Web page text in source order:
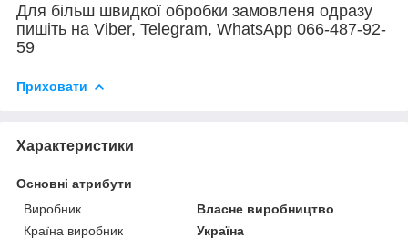
Для більш швидкої обробки замовленя одразу
пишіть на Viber, Telegram, WhatsApp 066-487-92-
59
Приховати
Характеристики
Основні атрибути
Виробник
Власне виробництво
Країна виробник
Україна